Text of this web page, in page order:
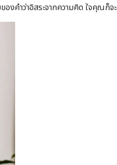
งคำว่าอิสระจากความคิด ใจคุณก็